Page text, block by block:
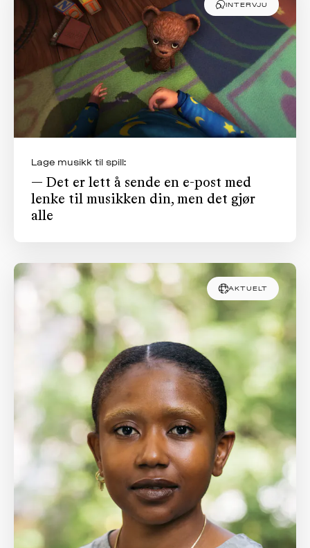
INTERVJU
Lage musikk til spill:
— Det er lett å sende en e-post med
lenke til musikken din, men det gjør
alle
AKTUELT